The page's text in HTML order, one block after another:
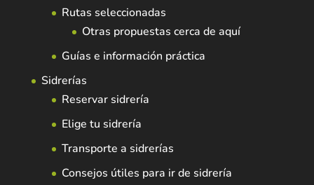
Rutas seleccionadas
Otras propuestas cerca de aquí
Guías e información práctica
Sidrerías
Reservar sidrería
Elige tu sidrería
Transporte a sidrerías
Consejos útiles para ir de sidrería